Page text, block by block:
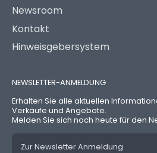
Newsroom
Kontakt
Hinweisgebersystem
NEWSLETTER-ANMELDUNG
Erhalten Sie alle aktuellen
Verkäufe und Angebote.
Melden Sie sich noch heute für den
Zur Newsletter Anmeldung